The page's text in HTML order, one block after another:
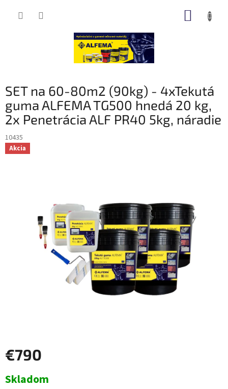
SET na 60-80m2 (90kg) - 4xTekutá
guma ALFEMA TG500 hnedá 20 kg,
2x Penetrácia ALF PR40 5kg, náradie
10435
Akcia
€790
cena:
Skladom